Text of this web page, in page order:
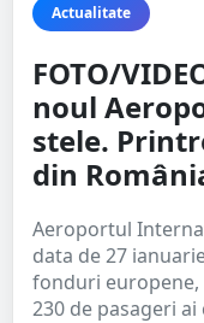
Actualitate
FOTO/
noul
stele.
din
Aeroportul
data de 27
fonduri europene,
230 de pasageri ai